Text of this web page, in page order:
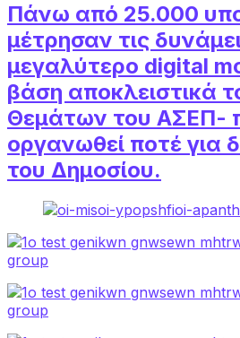
Πάνω από 25.000
μέτρησαν τις
μεγαλύτερο digital
βάση αποκλειστικά
Θεμάτων του ΑΣΕΠ-
οργανωθεί ποτέ για
του Δημοσίου.